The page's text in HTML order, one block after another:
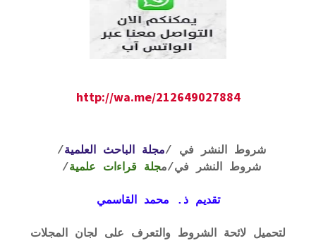
http://wa.me/212649027884
شروط النشر في /مجلة الباحث العلمية/
شروط النشر في/مجلة قراءات علمية/
تقديم ذ. محمد القاسمي
لتحميل لائحة الشروط والتعرف على لجان المجلات